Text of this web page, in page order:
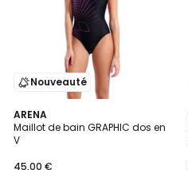
Nouveauté
ARENA
Maillot de bain GRAPHIC dos en
V
45,00 €